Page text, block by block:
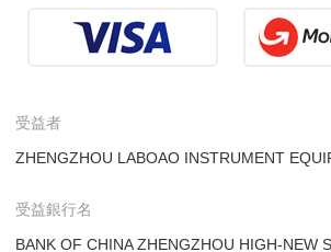
受益者
ZHENGZHOU LABOAO INSTRUMENT
受益銀行名
BANK OF CHINA ZHENGZHOU HIGH-NEW